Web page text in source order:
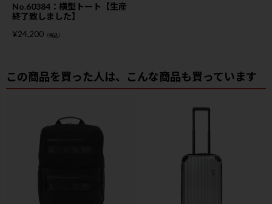
No.60384：横型トート【生産
終了致しました】
¥24,200 （税込）
この商品を買った人は、こんな商品も買っています